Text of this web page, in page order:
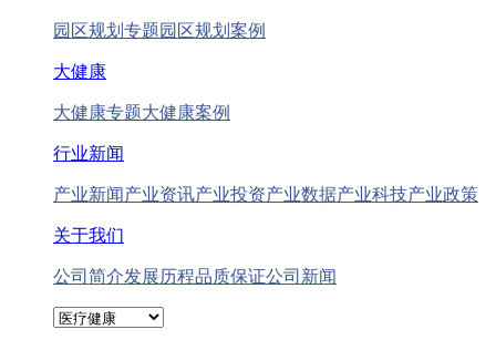
园区规划专题园区规划案例
大健康
大健康专题大健康案例
行业新闻
产业新闻产业资讯产业投资产业数据产业科技产业政策
关于我们
公司简介发展历程品质保证公司新闻